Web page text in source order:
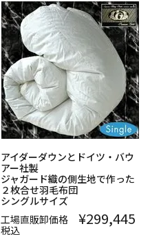
アイダーダウンとドイツ・バウ
アー社製
ジャガード織の側生地で作った
２枚合せ羽毛布団
シングルサイズ
工場直販卸価格
¥299,445
税込